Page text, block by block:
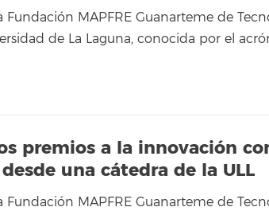
Fundación MAPFRE Guanarteme de
de La Laguna, conocida por el
premios a la innovación
una cátedra de la ULL
Fundación MAPFRE Guanarteme de